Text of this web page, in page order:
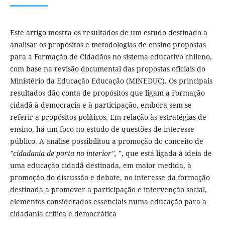
Este artigo mostra os resultados de um estudo destinado a
analisar os propósitos e metodologias de ensino propostas
para a Formação de Cidadãos no sistema educativo chileno,
com base na revisão documental das propostas oficiais do
Ministério da Educação Educação (MINEDUC). Os principais
resultados dão conta de propósitos que ligam a Formação
cidadã à democracia e à participação, embora sem se
referir a propósitos políticos. Em relação às estratégias de
ensino, há um foco no estudo de questões de interesse
público. A análise possibilitou a promoção do conceito de
"cidadania de porta no interior", ", que está ligada à ideia de
uma educação cidadã destinada, em maior medida, à
promoção do discussão e debate, no interesse da formação
destinada a promover a participação e intervenção social,
elementos considerados essenciais numa educação para a
cidadania crítica e democrática